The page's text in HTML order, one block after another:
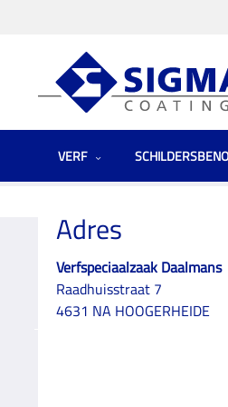
VERF
Adres
Verfspeciaalzaak Daalmans
Raadhuisstraat 7
4631 NA HOOGERHEIDE